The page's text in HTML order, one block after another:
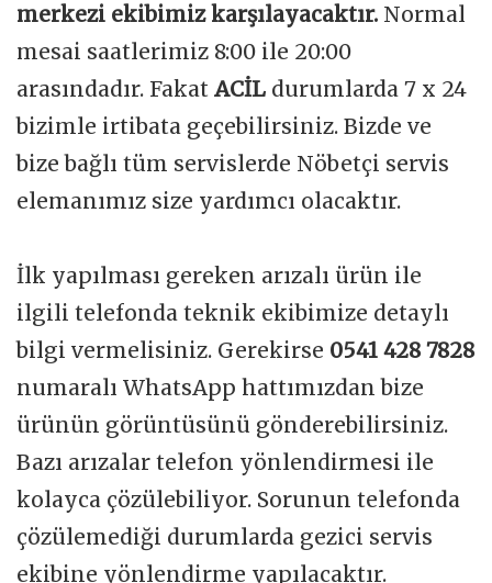
merkezi ekibimiz karşılayacaktır. Normal
mesai saatlerimiz 8:00 ile 20:00
arasındadır. Fakat ACİL durumlarda 7 x 24
bizimle irtibata geçebilirsiniz. Bizde ve
bize bağlı tüm servislerde Nöbetçi servis
elemanımız size yardımcı olacaktır.
İlk yapılması gereken arızalı ürün ile
ilgili telefonda teknik ekibimize detaylı
bilgi vermelisiniz. Gerekirse 0541 428 7828
numaralı WhatsApp hattımızdan bize
ürünün görüntüsünü gönderebilirsiniz.
Bazı arızalar telefon yönlendirmesi ile
kolayca çözülebiliyor. Sorunun telefonda
çözülemediği durumlarda gezici servis
ekibine yönlendirme yapılacaktır.